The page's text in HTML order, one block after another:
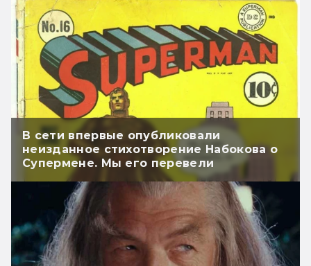
В сети впервые опубликовали
неизданное стихотворение Набокова о
Супермене. Мы его перевели